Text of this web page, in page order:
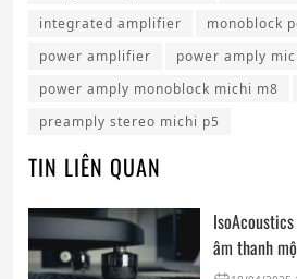
integrated amplifier
monoblock
power amplifier
power amply
power amply monoblock michi m8
preamply stereo michi p5
TIN LIÊN QUAN
âm thanh